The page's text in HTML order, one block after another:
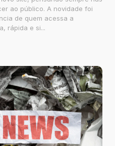
ao público. A novidade foi
de quem acessa a
rápida e si...